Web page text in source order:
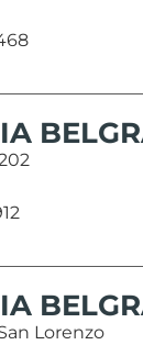
Lorenzo